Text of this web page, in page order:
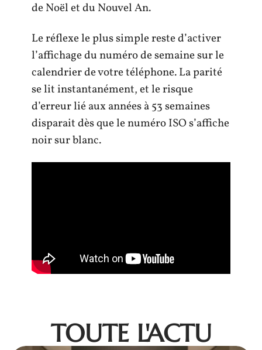
de Noël et du Nouvel An.
Le réflexe le plus simple reste d’activer
l’affichage du numéro de semaine sur le
calendrier de votre téléphone. La parité
se lit instantanément, et le risque
d’erreur lié aux années à 53 semaines
disparait dès que le numéro ISO s’affiche
noir sur blanc.
TOUTE L'ACTU